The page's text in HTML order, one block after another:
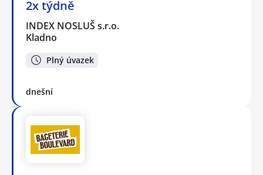
2x týdně
INDEX NOSLUŠ s.r.o.
Kladno
Plný úvazek
dnešní